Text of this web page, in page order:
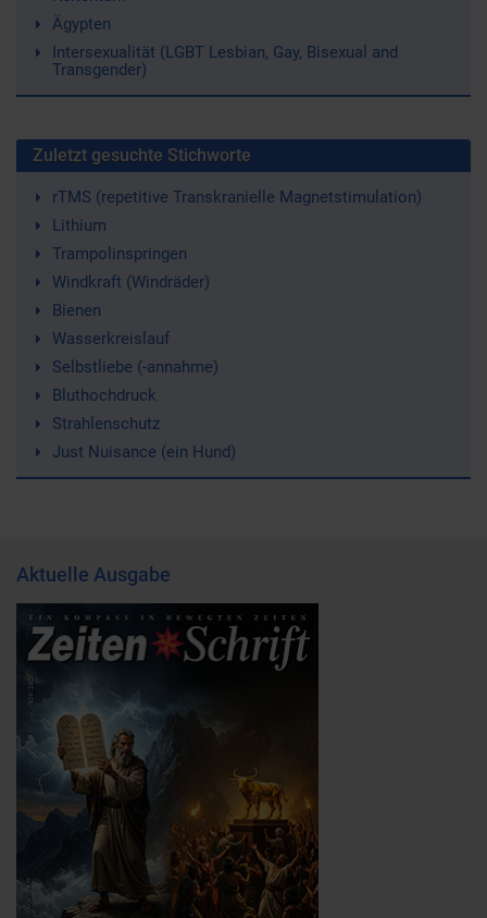
Ägypten
Intersexualität (LGBT Lesbian, Gay, Bisexual and
Transgender)
Zuletzt gesuchte Stichworte
rTMS (repetitive Transkranielle Magnetstimulation)
Lithium
Trampolinspringen
Windkraft (Windräder)
Bienen
Wasserkreislauf
Selbstliebe (-annahme)
Bluthochdruck
Strahlenschutz
Just Nuisance (ein Hund)
Aktuelle Ausgabe